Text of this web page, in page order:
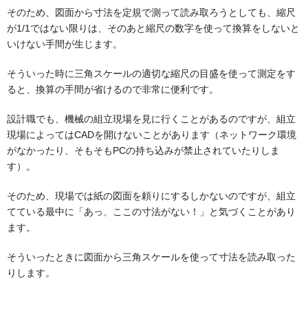
そのため、図面から寸法を定規で測って読み取ろうとしても、縮尺
が1/1ではない限りは、そのあと縮尺の数字を使って換算をしないと
いけない手間が生じます。
そういった時に三角スケールの適切な縮尺の目盛を使って測定をす
ると、換算の手間が省けるので非常に便利です。
設計職でも、機械の組立現場を見に行くことがあるのですが、組立
現場によってはCADを開けないことがあります（ネットワーク環境
がなかったり、そもそもPCの持ち込みが禁止されていたりしま
す）。
そのため、現場では紙の図面を頼りにするしかないのですが、組立
てている最中に「あっ、ここの寸法がない！」と気づくことがあり
ます。
そういったときに図面から三角スケールを使って寸法を読み取った
りします。